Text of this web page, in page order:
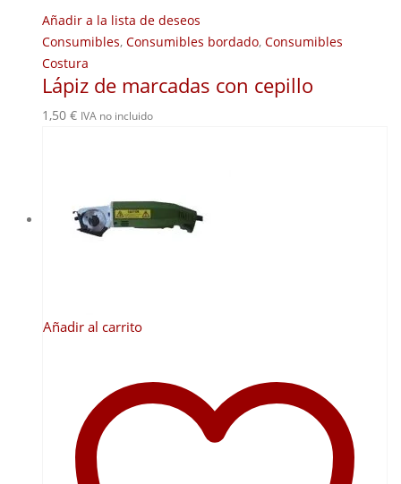
Añadir a la lista de deseos
Consumibles, Consumibles bordado, Consumibles
Costura
Lápiz de marcadas con cepillo
1,50 € IVA no incluido
Añadir al carrito